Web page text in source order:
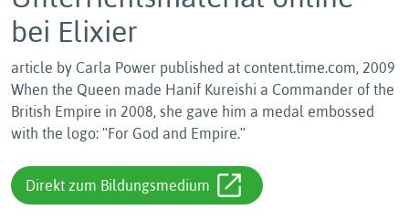
bei Elixier
article by Carla Power published at content.time.com, 2009
When the Queen made Hanif Kureishi a Commander of the
British Empire in 2008, she gave him a medal embossed
with the logo: ʺFor God and Empire.ʺ
Direkt zum Bildungsmedium